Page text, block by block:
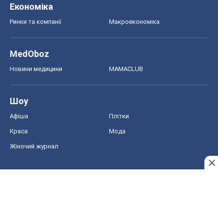
Економіка
Ринки та компанії Макроекономіка
MedOboz
Новини медицини MAMACLUB
Шоу
Афіша Плітки
Краса Мода
Жіночий журнал